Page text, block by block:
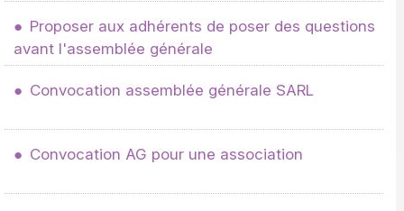
Proposer aux adhérents de poser des questions
avant l'assemblée générale
Convocation assemblée générale SARL
Convocation AG pour une association